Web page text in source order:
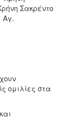
Σακρέντο
Αγ.
ομιλίες στα